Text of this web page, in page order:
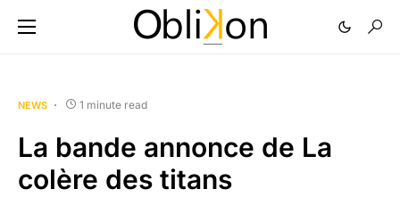
NEWS 1 minute read
La bande annonce de La
colère des titans